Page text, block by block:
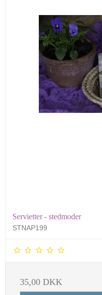
Servietter - stedmoder
STNAP199
35,00 DKK